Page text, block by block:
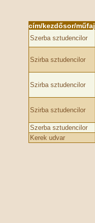
cím/kezdősor/műfaj
Szerba sztudencilor
Szirba sztudencilor
Szirba sztudencilor
Szirba sztudencilor
Szerba sztudencilor
Kerek udvar